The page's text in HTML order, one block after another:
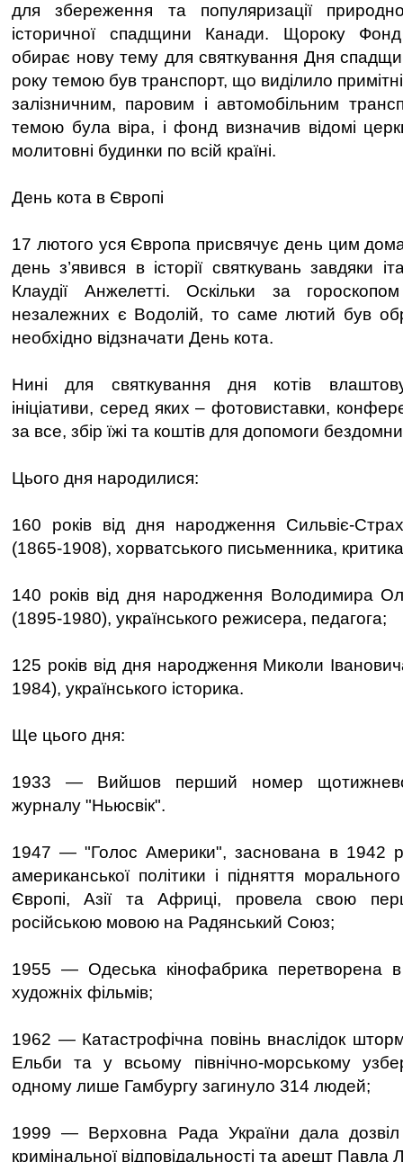
для збереження та популяризації
історичної спадщини Канади. Щороку
обирає нову тему для святкування Дня
року темою був транспорт, що виділило
залізничним, паровим і автомобільним
темою була віра, і фонд визначив відомі
молитовні будинки по всій країні.
День кота в Європі
17 лютого уся Європа присвячує день цим
день з’явився в історії святкувань завдяки
Клаудії Анжелетті. Оскільки за
незалежних є Водолій, то саме лютий був
необхідно відзначати День кота.
Нині для святкування дня котів
ініціативи, серед яких – фотовиставки,
за все, збір їжі та коштів для допомоги
Цього дня народилися:
160 років від дня народження Сильвіє-
(1865-1908), хорватського письменника,
140 років від дня народження Володимира
(1895-1980), українського режисера, педагога;
125 років від дня народження Миколи
1984), українського історика.
Ще цього дня:
1933 — Вийшов перший номер
журналу "Ньюсвік".
1947 — "Голос Америки", заснована в 1942
американської політики і підняття
Європі, Азії та Африці, провела свою
російською мовою на Радянський Союз;
1955 — Одеська кінофабрика перетворена в
художніх фільмів;
1962 — Катастрофічна повінь внаслідок
Ельби та у всьому північно-морському
одному лише Гамбургу загинуло 314 людей;
1999 — Верховна Рада України дала
кримінальної відповідальності та арешт Павла